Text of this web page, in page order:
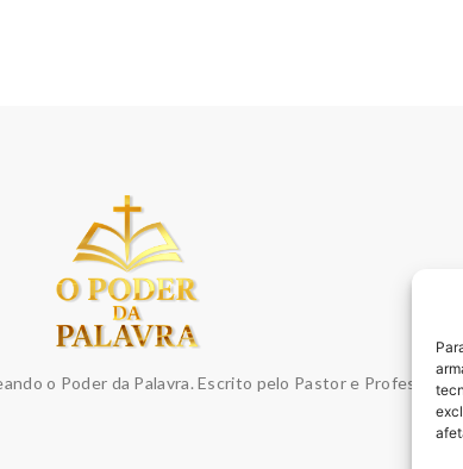
o Poder da Palavra. Escrito pelo Pastor e Professor